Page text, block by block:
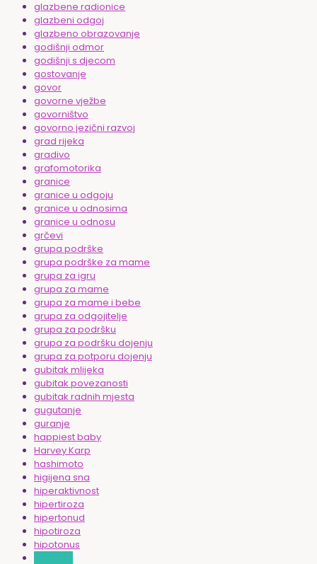
glazbene radionice
glazbeni odgoj
glazbeno obrazovanje
godišnji odmor
godišnji s djecom
gostovanje
govor
govorne vježbe
govorništvo
govorno jezični razvoj
grad rijeka
gradivo
grafomotorika
granice
granice u odgoju
granice u odnosima
granice u odnosu
grčevi
grupa podrške
grupa podrške za mame
grupa za igru
grupa za mame
grupa za mame i bebe
grupa za odgojitelje
grupa za podršku
grupa za podršku dojenju
grupa za potporu dojenju
gubitak mlijeka
gubitak povezanosti
gubitak radnih mjesta
gugutanje
guranje
happiest baby
Harvey Karp
hashimoto
higijena sna
hiperaktivnost
hipertiroza
hipertonud
hipotiroza
hipotonus